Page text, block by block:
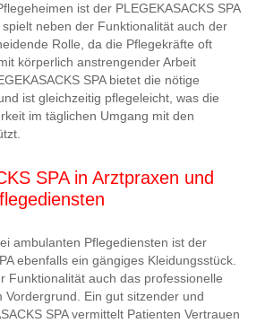
ist der PLEGEKASACKS SPA
neben der Funktionalität auch der
Rolle, da die Pflegekräfte oft
körperlich anstrengender Arbeit
SPA bietet die nötige
ist gleichzeitig pflegeleicht, was die
im täglichen Umgang mit den
SPA in Arztpraxen und
ambulanten Pflegediensten ist der
ebenfalls ein gängiges Kleidungsstück.
Funktionalität auch das professionelle
Vordergrund. Ein gut sitzender und
SPA vermittelt Patienten Vertrauen